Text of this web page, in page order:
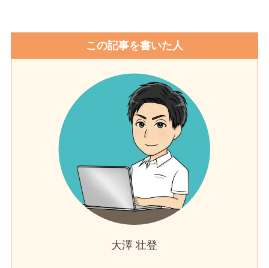
この記事を書いた人
大澤 壮登